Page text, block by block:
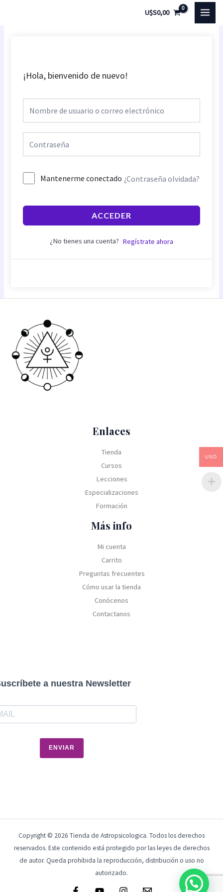
U$S0,00
¡Hola, bienvenido de nuevo!
Mantenerme conectado ¿Contraseña olvidada?
ACCEDER
¿No tienes una cuenta? Regístrate ahora
Enlaces
Tienda
Cursos
Lecciones
Especializaciones
Formación
Más info
Mi cuenta
Carrito
Preguntas frecuentes
Cómo usar la tienda
Conócenos
Contactanos
a nuestra Newsletter
ENVIAR
Copyright © 2026 Tienda de Astropsicologica. Todos los derechos
reservados. Este contenido está protegido por las leyes de derechos
de autor. Queda prohibida la reproducción, distribución o uso no
autorizado.
USD